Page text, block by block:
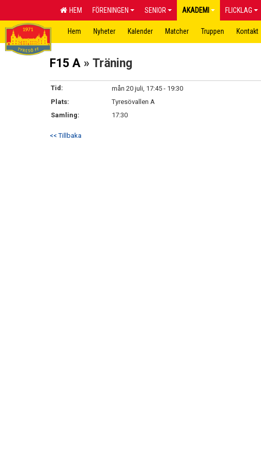
HEM FÖRENINGEN SENIOR AKADEMI FLICKLAG
Hem Nyheter Kalender Matcher Truppen Kontakt
F15 A » Träning
Tid:
mån 20 juli, 17:45 - 19:30
Plats:
Tyresövallen A
Samling:
17:30
<< Tillbaka